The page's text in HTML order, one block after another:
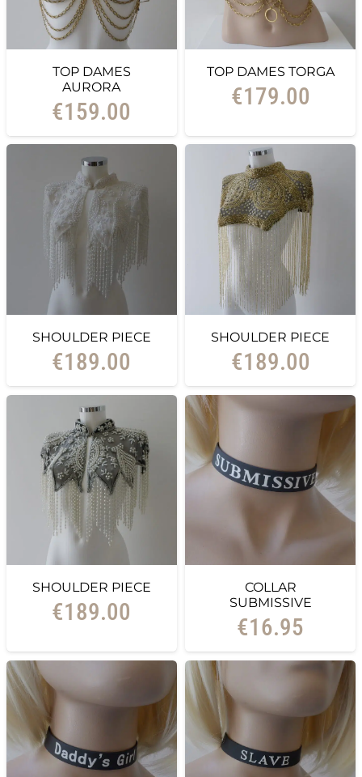
TOP DAMES
AURORA
€159.00
TOP DAMES TORGA
€179.00
SHOULDER PIECE
€189.00
SHOULDER PIECE
€189.00
SHOULDER PIECE
€189.00
COLLAR
SUBMISSIVE
€16.95